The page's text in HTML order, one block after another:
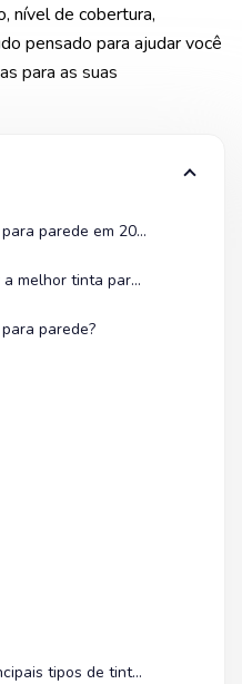
nível de cobertura,
pensado para ajudar você
para as suas
Qual a melhor marca de tinta para parede em 2025? Veja os líderes do mercado!
O que considerar ao escolher a melhor tinta para parede?
parede?
Qual a diferença entre os principais tipos de tinta?